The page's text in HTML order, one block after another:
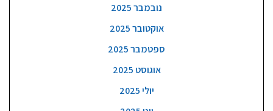
נובמבר 2025
אוקטובר 2025
ספטמבר 2025
אוגוסט 2025
יולי 2025